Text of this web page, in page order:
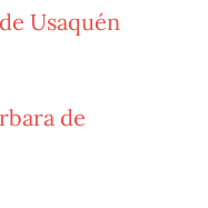
Usaquén
de